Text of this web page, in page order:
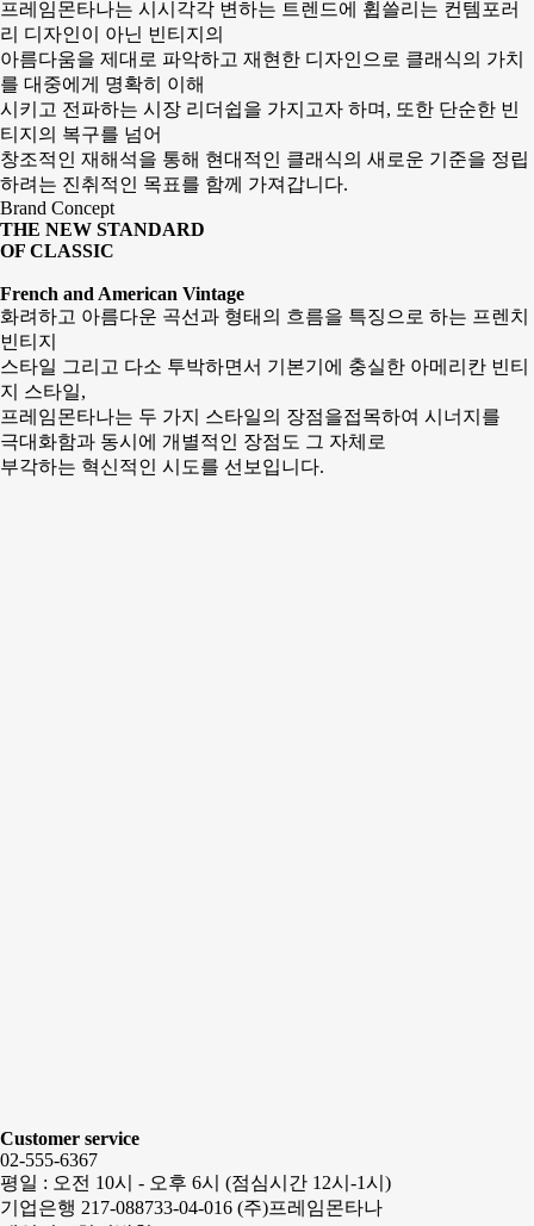
프레임몬타나는 시시각각 변하는 트렌드에 휩쓸리는 컨템포러
리 디자인이 아닌 빈티지의
아름다움을 제대로 파악하고 재현한 디자인으로 클래식의 가치
를 대중에게 명확히 이해
시키고 전파하는 시장 리더쉽을 가지고자 하며, 또한 단순한 빈
티지의 복구를 넘어
창조적인 재해석을 통해 현대적인 클래식의 새로운 기준을 정립
하려는 진취적인 목표를 함께 가져갑니다.
Brand Concept
THE NEW STANDARD
OF CLASSIC
French and American Vintage
화려하고 아름다운 곡선과 형태의 흐름을 특징으로 하는 프렌치
빈티지
스타일 그리고 다소 투박하면서 기본기에 충실한 아메리칸 빈티
지 스타일,
프레임몬타나는 두 가지 스타일의 장점을접목하여 시너지를
극대화함과 동시에 개별적인 장점도 그 자체로
부각하는 혁신적인 시도를 선보입니다.
Customer service
02-555-6367
평일 : 오전 10시 - 오후 6시 (점심시간 12시-1시)
기업은행 217-088733-04-016 (주)프레임몬타나